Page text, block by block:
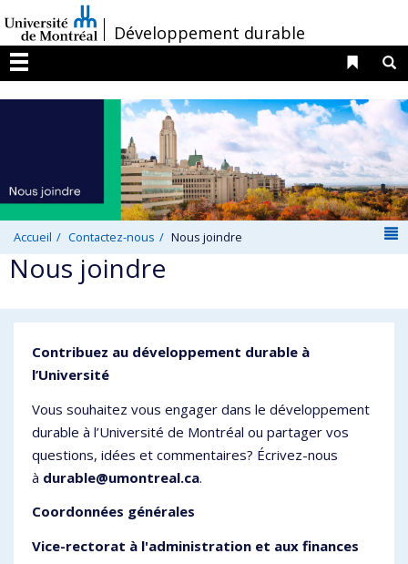
au
contenu
/Développement durable
Menu
Liens
Accueil Contactez-nous Nous joindre
Nous joindre
Contribuez au développement durable à
l’Université
Vous souhaitez vous engager dans le développement
durable à l’Université de Montréal ou partager vos
questions, idées et commentaires? Écrivez-nous
à durable@umontreal.ca.
Coordonnées générales
Vice-rectorat à l'administration et aux finances